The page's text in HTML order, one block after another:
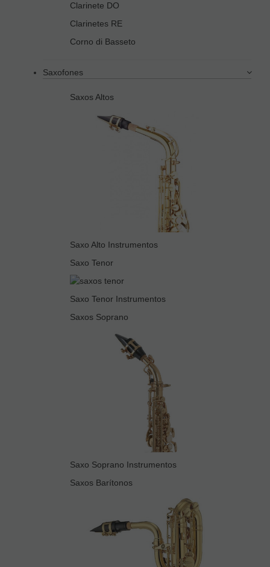
Clarinete DO
Clarinetes RE
Corno di Basseto
Saxofones
Saxos Altos
Saxo Alto Instrumentos
Saxo Tenor
Saxo Tenor Instrumentos
Saxos Soprano
Saxo Soprano Instrumentos
Saxos Barítonos